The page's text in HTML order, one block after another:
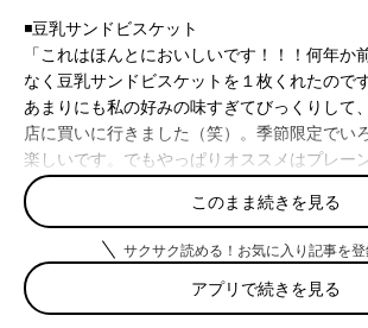
◾️豆乳サンドビスケット
「これはほんとにおいしいです！！！何年か
なく豆乳サンドビスケットを１枚くれたので
あまりにも私の好みの味すぎてびっくりして
店に買いに行きました（笑）。季節限定でい
楽しいです。でもやっぱりオススメはプレー
◾️スイスデリス ロスティ
「朝ごはんにぴったりだし、ロスティは焼く
（エビ）
◾️冷凍 ニューヨークベーグル
このまま続きを見る
サクサク読める！お気に入り記事を
アプリで続きを見る